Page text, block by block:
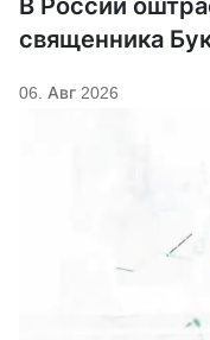
В России
священника
06. Авг 2026